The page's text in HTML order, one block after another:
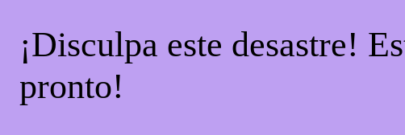
¡Disculpa este desastre!
pronto!